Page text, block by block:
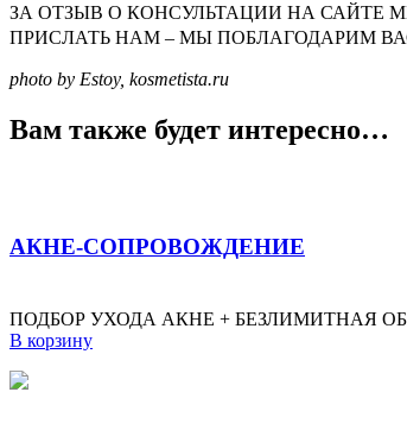
ЗА ОТЗЫВ О КОНСУЛЬТАЦИИ НА САЙТЕ
ПРИСЛАТЬ НАМ – МЫ ПОБЛАГОДАРИМ ВАС
photo by Estoy, kosmetista.ru
Вам также будет интересно…
АКНЕ-СОПРОВОЖДЕНИЕ
ПОДБОР УХОДА АКНЕ + БЕЗЛИМИТНАЯ
В корзину